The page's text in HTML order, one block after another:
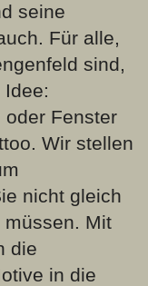
seine
Für alle,
sind,
oder Fenster
Wir stellen
nicht gleich
müssen. Mit
die
in die